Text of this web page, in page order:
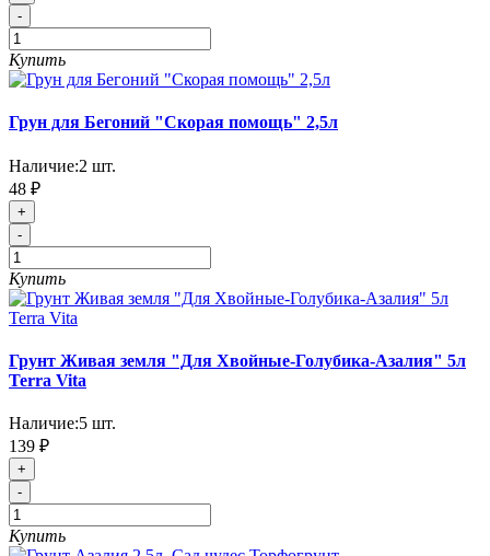
-
Купить
Грун для Бегоний "Скорая помощь" 2,5л
Наличие:2 шт.
48 ₽
+
-
Купить
Грунт Живая земля "Для Хвойные-Голубика-Азалия" 5л
Terra Vita
Наличие:5 шт.
139 ₽
+
-
Купить